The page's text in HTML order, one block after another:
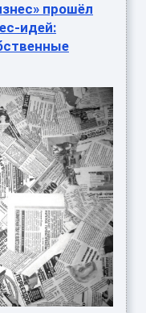
прошёл